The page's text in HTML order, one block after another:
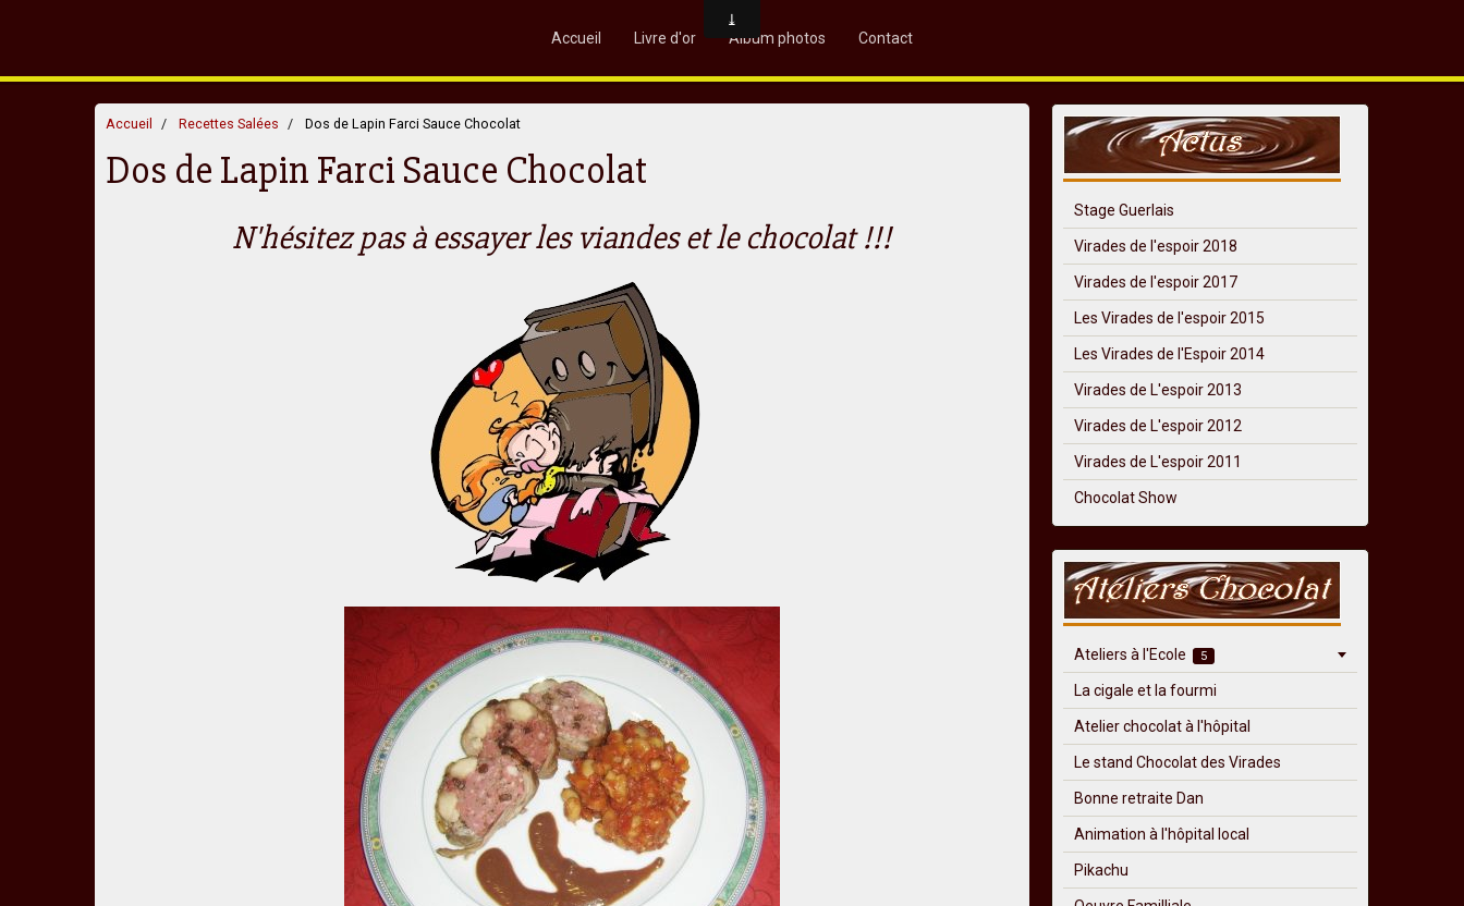
Accueil Livre d'or Album photos Contact
Accueil Recettes Salées Dos de Lapin Farci Sauce Chocolat
Dos de Lapin Farci Sauce Chocolat
N'hésitez pas à essayer les viandes et le chocolat !!!
Stage Guerlais
Virades de l'espoir 2018
Virades de l'espoir 2017
Les Virades de l'espoir 2015
Les Virades de l'Espoir 2014
Virades de L'espoir 2013
Virades de L'espoir 2012
Virades de L'espoir 2011
Chocolat Show
Ateliers à l'Ecole 5
La cigale et la fourmi
Atelier chocolat à l'hôpital
Le stand Chocolat des Virades
Bonne retraite Dan
Animation à l'hôpital local
Pikachu